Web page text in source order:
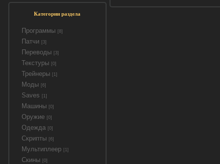
Категории раздела
Программы [8]
Патчи [3]
Переводы [3]
Текстуры [0]
Трейнеры [1]
Моды [6]
Saves [1]
Машины [0]
Оружие [0]
Одежда [0]
Скрипты [6]
Мультиплеер [1]
Скины [0]